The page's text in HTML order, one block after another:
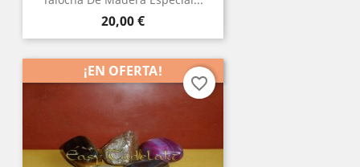
Precio
20,00 €
¡EN OFERTA!
favorite_border